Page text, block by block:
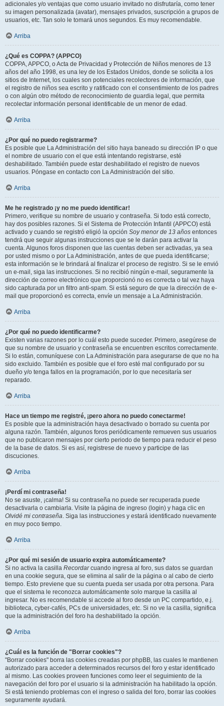
adicionales y/o ventajas que como usuario invitado no disfrutaría, como tener
su imagen personalizada (avatar), mensajes privados, suscripción a grupos de
usuarios, etc. Tan solo le tomará unos segundos. Es muy recomendable.
Arriba
¿Qué es COPPA? (APPCO)
COPPA, APPCO, o Acta de Privacidad y Protección de Niños menores de 13
años del año 1998, es una ley de los Estados Unidos, donde se solicita a los
sitios de Internet, los cuales son potenciales recolectores de información, que
el registro de niños sea escrito y ratificado con el consentimiento de los padres
o con algún otro método de reconocimiento de guardia legal, que permita
recolectar información personal identificable de un menor de edad.
Arriba
¿Por qué no puedo registrarme?
Es posible que La Administración del sitio haya baneado su dirección IP o que
el nombre de usuario con el que está intentando registrarse, esté
deshabilitado. También puede estar deshabilitado el registro de nuevos
usuarios. Póngase en contacto con La Administración del sitio.
Arriba
Me he registrado ¡y no me puedo identificar!
Primero, verifique su nombre de usuario y contraseña. Si todo está correcto,
hay dos posibles razones. Si el Sistema de Protección Infantil (APPCO) está
activado y cuando se registró eligió la opción Soy menor de 13 años entonces
tendrá que seguir algunas instrucciones que se le darán para activar la
cuenta. Algunos foros disponen que las cuentas deben ser activadas, ya sea
por usted mismo o por La Administración, antes de que pueda identificarse;
esta información se le brindará al finalizar el proceso de registro. Si se le envió
un e-mail, siga las instrucciones. Si no recibió ningún e-mail, seguramente la
dirección de correo electrónico que proporcionó no es correcta o tal vez haya
sido capturada por un filtro anti-spam. Si está seguro de que la dirección de e-
mail que proporcionó es correcta, envíe un mensaje a La Administración.
Arriba
¿Por qué no puedo identificarme?
Existen varias razones por lo cuál esto puede suceder. Primero, asegúrese de
que su nombre de usuario y contraseña se encuentren escritos correctamente.
Si lo están, comuníquese con La Administración para asegurarse de que no ha
sido excluido. También es posible que el foro esté mal configurado por su
dueño y/o tenga fallos en la programación, por lo que necesitaría ser
reparado.
Arriba
Hace un tiempo me registré, ¡pero ahora no puedo conectarme!
Es posible que la administración haya desactivado o borrado su cuenta por
alguna razón. También, algunos foros periódicamente remueven sus usuarios
que no publicaron mensajes por cierto periodo de tiempo para reducir el peso
de la base de datos. Si es así, registrese de nuevo y participe de las
discuciones.
Arriba
¡Perdí mi contraseña!
No se asuste, ¡calma! Si su contraseña no puede ser recuperada puede
desactivarla o cambiarla. Visite la página de ingreso (login) y haga clic en
Olvidé mi contraseña. Siga las instrucciones y estará identificado nuevamente
en muy poco tiempo.
Arriba
¿Por qué mi sesión de usuario expira automáticamente?
Si no activa la casilla Recordarcuando ingresa al foro, sus datos se guardan
en una cookie segura, que se elimina al salir de la página o al cabo de cierto
tiempo. Esto previene que su cuenta pueda ser usada por otra persona. Para
que el sistema le reconozca automáticamente solo marque la casilla al
ingresar. No es recomendable si accede al foro desde un PC compartido, e.j.
biblioteca, cyber-cafés, PCs de universidades, etc. Si no ve la casilla, significa
que la administración del foro ha deshabilitado la opción.
Arriba
¿Cuál es la función de "Borrar cookies"?
"Borrar cookies" borra las cookies creadas por phpBB, las cuales le mantienen
autorizado para acceder a determinados recursos del foro y estar identificado
al mismo. Las cookies proveen funciones como leer el seguimiento de la
navegación del foro por el usuario si la administración ha habilitado la opción.
Si está teniendo problemas con el ingreso o salida del foro, borrar las cookies
seguramente ayudará.